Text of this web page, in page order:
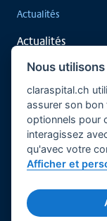
Actualités
Actualités
Événements
Soutenez vous aussi
Recherche
Centre de
Bases légales
© 2026
Nous
claraspital.ch
assurer son
optionnels pour
interagissez
qu'avec votre
Afficher et